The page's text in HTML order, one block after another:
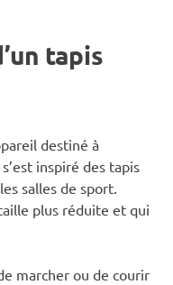
tapis
destiné à
inspiré des tapis
salles de sport.
plus réduite et qui
marcher ou de courir